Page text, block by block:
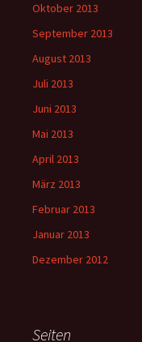
Oktober 2013
September 2013
August 2013
Juli 2013
Juni 2013
Mai 2013
April 2013
März 2013
Februar 2013
Januar 2013
Dezember 2012
Seiten